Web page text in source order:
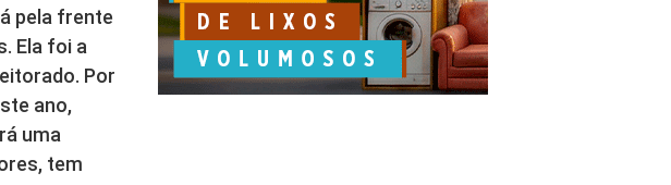
pela frente
Ela foi a
Por
ano,
uma
tem